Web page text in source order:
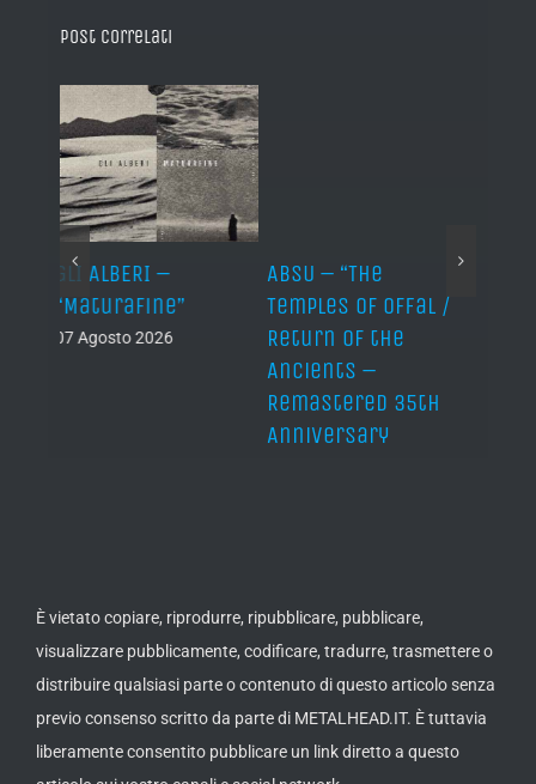
Post correlati
ABSU – “The
Temples of Offal /
Return of the
NEPTUNIAN
MAXIMALISM –
“Nāgabhūtaṃ”
06 Agosto 2026
È vietato copiare, riprodurre, ripubblicare, pubblicare,
visualizzare pubblicamente, codificare, tradurre, trasmettere o